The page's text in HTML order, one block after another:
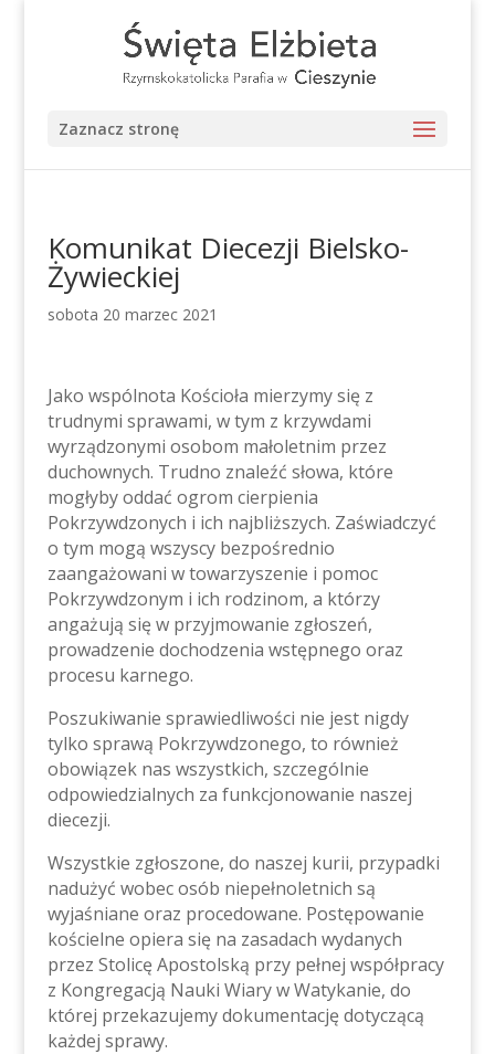
Zaznacz stronę
Komunikat Diecezji Bielsko-
Żywieckiej
sobota 20 marzec 2021
Jako wspólnota Kościoła mierzymy się z
trudnymi sprawami, w tym z krzywdami
wyrządzonymi osobom małoletnim przez
duchownych. Trudno znaleźć słowa, które
mogłyby oddać ogrom cierpienia
Pokrzywdzonych i ich najbliższych. Zaświadczyć
o tym mogą wszyscy bezpośrednio
zaangażowani w towarzyszenie i pomoc
Pokrzywdzonym i ich rodzinom, a którzy
angażują się w przyjmowanie zgłoszeń,
prowadzenie dochodzenia wstępnego oraz
procesu karnego.
Poszukiwanie sprawiedliwości nie jest nigdy
tylko sprawą Pokrzywdzonego, to również
obowiązek nas wszystkich, szczególnie
odpowiedzialnych za funkcjonowanie naszej
diecezji.
Wszystkie zgłoszone, do naszej kurii, przypadki
nadużyć wobec osób niepełnoletnich są
wyjaśniane oraz procedowane. Postępowanie
kościelne opiera się na zasadach wydanych
przez Stolicę Apostolską przy pełnej współpracy
z Kongregacją Nauki Wiary w Watykanie, do
której przekazujemy dokumentację dotyczącą
każdej sprawy.